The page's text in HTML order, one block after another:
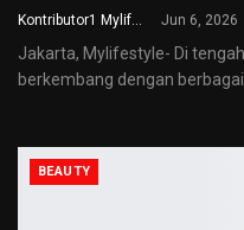
Kontributor1 Mylifestyle Jun 6, 2026
Jakarta, Mylifestyle- Di
berkembang dengan
BEAUTY